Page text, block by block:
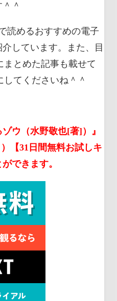
＾
読めるおすすめの電子
しています。また、目
とめた記事も載せて
てくださいね＾＾
ウ（水野敬也[著]）』
【31日間無料お試しキ
できます。